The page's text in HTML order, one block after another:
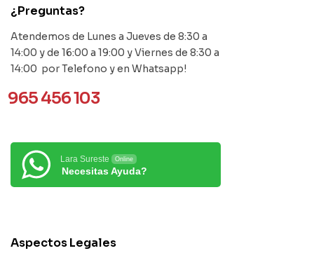
¿Preguntas?
Atendemos de Lunes a Jueves de 8:30 a
14:00 y de 16:00 a 19:00 y Viernes de 8:30 a
14:00 por Telefono y en Whatsapp!
965 456 103
Lara Sureste Online
Necesitas Ayuda?
Aspectos Legales